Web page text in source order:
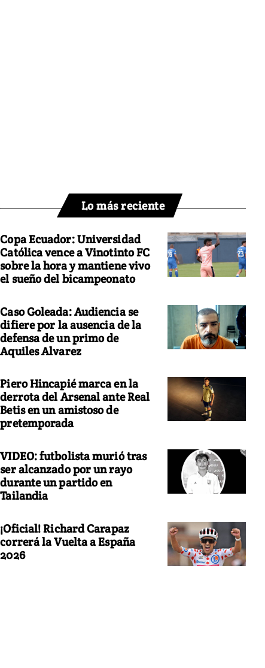
Lo más reciente
Copa Ecuador: Universidad
Católica vence a Vinotinto FC
sobre la hora y mantiene vivo
el sueño del bicampeonato
Caso Goleada: Audiencia se
difiere por la ausencia de la
defensa de un primo de
Aquiles Alvarez
Piero Hincapié marca en la
derrota del Arsenal ante Real
Betis en un amistoso de
pretemporada
VIDEO: futbolista murió tras
ser alcanzado por un rayo
durante un partido en
Tailandia
¡Oficial! Richard Carapaz
correrá la Vuelta a España
2026